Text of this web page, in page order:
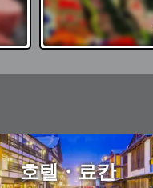
호텔・료칸